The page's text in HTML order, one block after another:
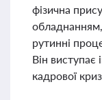
фізична
рутинні
Він виступає
кадрової